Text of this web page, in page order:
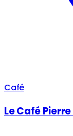
Café
Le Café